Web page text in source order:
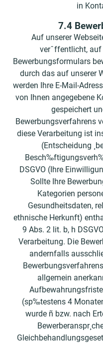
in
7.4
Auf unserer
verˆffentlicht,
Bewerbungsformulars
durch das auf unserer
werden Ihre E-Mail-
von Ihnen angegebene
gespeichert
Bewerbungsverfahrens
diese Verarbeitung ist
(Entscheidung
DSGVO (Ihre
Sollte Ihre
Kategorien
Gesundheitsdaten,
ethnische Herkunft)
9 Abs. 2 lit. b, h
Verarbeitung. Die
andernfalls
allgemein
(sp‰testens 4
wurde ñ bzw. nach